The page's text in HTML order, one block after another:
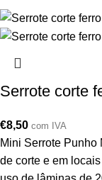
Serrote corte
€8,50 com IVA
Mini Serrote Punho
de corte e em